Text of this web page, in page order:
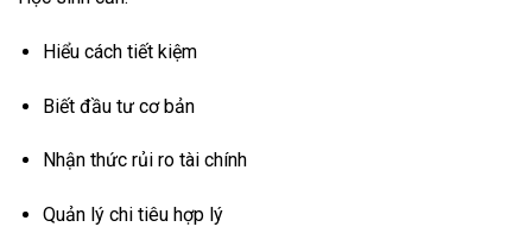
Hiểu cách tiết kiệm
Biết đầu tư cơ bản
Nhận thức rủi ro tài chính
Quản lý chi tiêu hợp lý